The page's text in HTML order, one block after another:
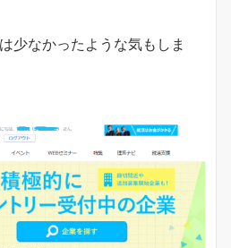
少なかったような気もしま